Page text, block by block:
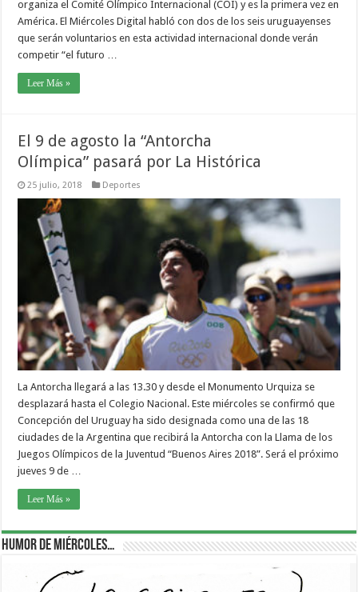
organiza el Comité Olímpico Internacional (COI) y es la primera vez en
América. El Miércoles Digital habló con dos de los seis uruguayenses
que serán voluntarios en esta actividad internacional donde verán
competir “el futuro …
Leer Más »
El 9 de agosto la “Antorcha
Olímpica” pasará por La Histórica
25 julio, 2018 Deportes
La Antorcha llegará a las 13.30 y desde el Monumento Urquiza se
desplazará hasta el Colegio Nacional. Este miércoles se confirmó que
Concepción del Uruguay ha sido designada como una de las 18
ciudades de la Argentina que recibirá la Antorcha con la Llama de los
Juegos Olímpicos de la Juventud “Buenos Aires 2018”. Será el próximo
jueves 9 de …
Leer Más »
Humor de Miércoles…